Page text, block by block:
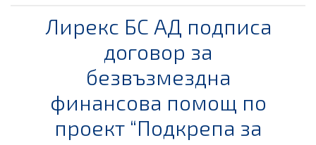
Лирекс БС АД подписа
договор за
безвъзмездна
финансова помощ по
проект “Подкрепа за